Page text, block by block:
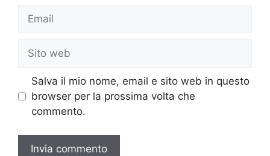
Email
Sito
web
Salva il mio nome, email e sito web in questo
browser per la prossima volta che
commento.